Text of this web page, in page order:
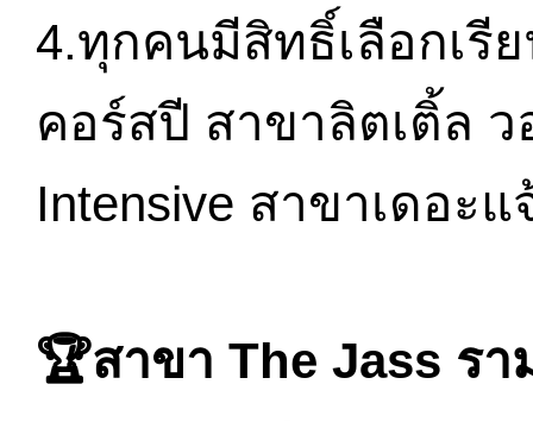
4.ทุกคนมีสิทธิ์เลือกเรี
คอร์สปี สาขาลิตเติ้ล
Intensive สาขาเดอะแ
🏆สาขา The Jass ร